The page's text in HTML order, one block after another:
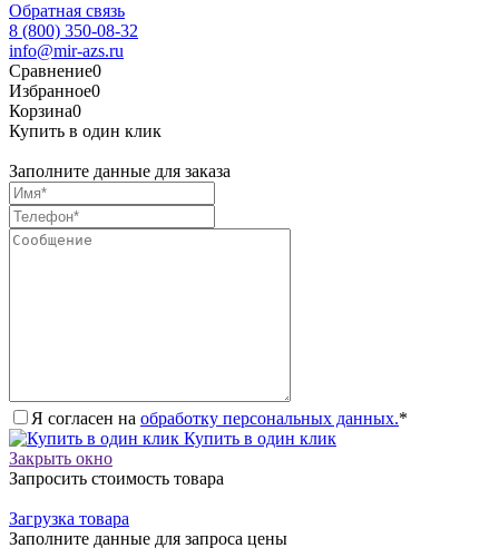
Обратная связь
8 (800) 350-08-32
info@mir-azs.ru
Сравнение0
Избранное0
Корзина0
Купить в один клик
Заполните данные для заказа
Я согласен на обработку персональных данных.*
Купить в один клик
Закрыть окно
Запросить стоимость товара
Загрузка товара
Заполните данные для запроса цены